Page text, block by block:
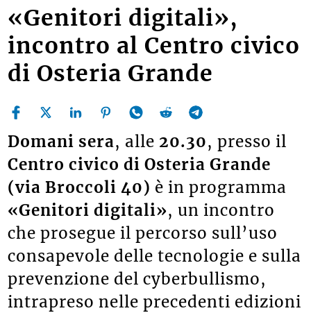
«Genitori digitali»,
incontro al Centro civico
di Osteria Grande
Domani sera, alle 20.30, presso il
Centro civico di Osteria Grande
(via Broccoli 40) è in programma
«Genitori digitali», un incontro
che prosegue il percorso sull’uso
consapevole delle tecnologie e sulla
prevenzione del cyberbullismo,
intrapreso nelle precedenti edizioni